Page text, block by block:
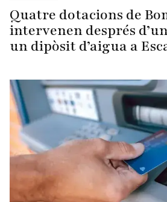
Quatre dotacions de
intervenen després
un dipòsit d’aigua a